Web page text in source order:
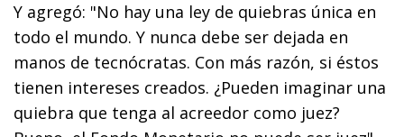
Y agregó: "No hay una ley de quiebras única en
todo el mundo. Y nunca debe ser dejada en
manos de tecnócratas. Con más razón, si éstos
tienen intereses creados. ¿Pueden imaginar una
quiebra que tenga al acreedor como juez?